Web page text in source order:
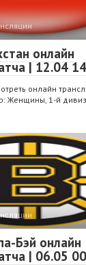
онлайн
| 12.04
онлайн
Женщины, 1-й
Бэй онлайн
| 06.05